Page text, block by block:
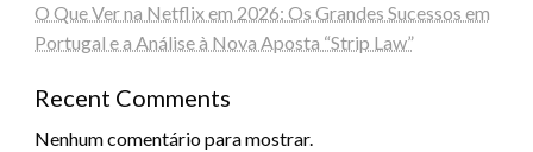
O Que Ver na Netflix em 2026: Os Grandes Sucessos em
Portugal e a Análise à Nova Aposta “Strip Law”
Recent Comments
Nenhum comentário para mostrar.